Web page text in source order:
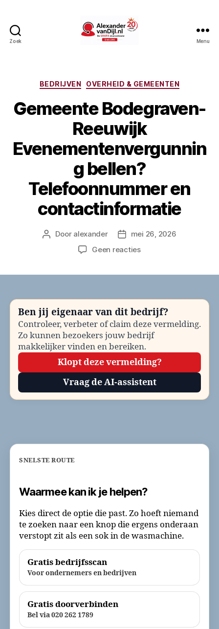
Zoek Menu
Categorieën
BEDRIJVEN OVERHEID & GEMEENTEN
Gemeente Bodegraven-
Reeuwijk
Evenementenvergunnin
g bellen?
Telefoonnummer en
contactinformatie
Berichtauteur
Door alexander Berichtdatum
mei 26, 2026
Geen reactiesop
bellen?
Telefoonnummer
en
contactinformatie
Ben jij eigenaar van dit bedrijf?
Controleer, verbeter of claim deze vermelding.
Zo kunnen bezoekers jouw bedrijf
makkelijker vinden en bereiken.
Klopt deze vermelding?
Vraag de AI-assistent
SNELSTE ROUTE
Waarmee kan ik je helpen?
Kies direct de optie die past. Zo hoeft niemand
te zoeken naar een knop die ergens onderaan
verstopt zit als een sok in de wasmachine.
Gratis bedrijfsscan
Voor ondernemers en bedrijven
Gratis doorverbinden
Bel via 020 262 1789